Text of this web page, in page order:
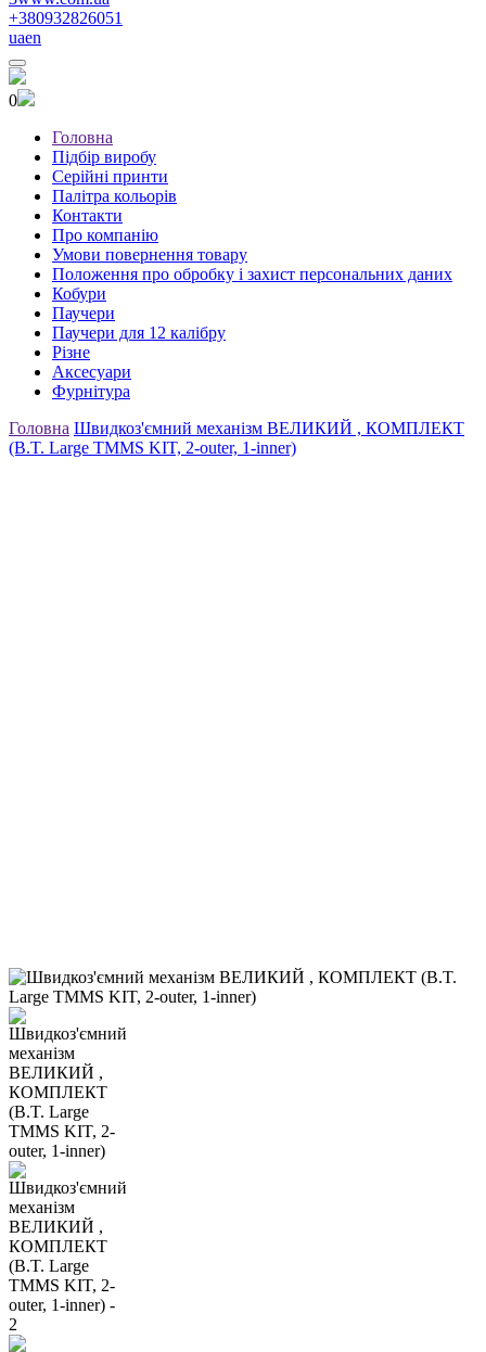
+380932826051
uaen
0
Головна
Підбір виробу
Серійні принти
Палітра кольорів
Контакти
Про компанію
Умови повернення товару
Положення про обробку і захист персональних даних
Кобури
Паучери
Паучери для 12 калібру
Різне
Аксесуари
Фурнітура
Головна Швидкоз'ємний механізм ВЕЛИКИЙ , КОМПЛЕКТ
(B.T. Large TMMS KIT, 2-outer, 1-inner)